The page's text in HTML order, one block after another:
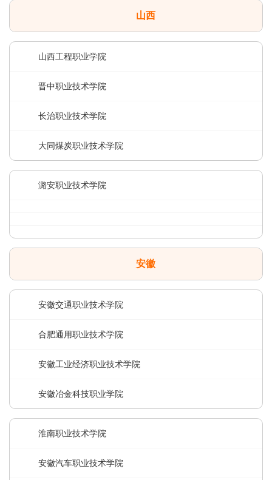
山西
山西工程职业学院
晋中职业技术学院
长治职业技术学院
大同煤炭职业技术学院
潞安职业技术学院
安徽
安徽交通职业技术学院
合肥通用职业技术学院
安徽工业经济职业技术学院
安徽冶金科技职业学院
淮南职业技术学院
安徽汽车职业技术学院